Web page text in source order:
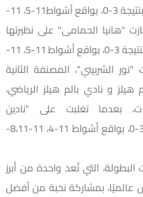
حسمتها لصالحها بنتيجة 3-0، بواقع أشواط11-5، 11-
فازت "هانيا الحمامى" على نظيرتها
"كارولين فوتس" بنتيجة 3-0، بواقع أشواط 11-5، 11-
"نور الشربيني"، المصنفة الثانية
هيلز و نادي بالم هيلز الرياضي،
بعدما تغلبت على "نادين
الحمامي" بنتيجة 3-0، بواقع أشواط 11-4، 11-8،11-
التي تُعد واحدة من أبرز
عالميًا، بمشاركة نخبة من أفضل